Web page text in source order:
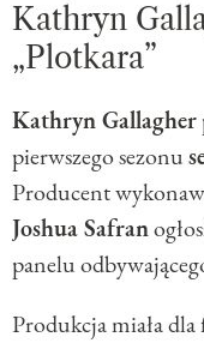
Kathryn
„Plotkara”
Kathryn Gallagher
pierwszego sezonu
Producent
Joshua Safran
panelu
Produkcja miała